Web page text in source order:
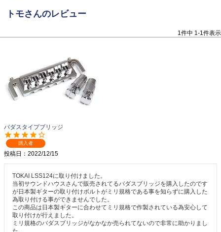
トモさんのレビュー
1件中 1-1件表示
バダスタイプブリッジ
購入者
投稿日 2022/12/15
TOKAI LSS124に取り付けました。
当初サウンドハウスさんで販売されてるバダスブリッジを購入したのです
が日本製ギターの取り付けボルトがミリ規格である事を知らずに購入した
為取り付ける事ができませんでした。
この商品は日本製ギターに合わせてミリ規格で作製されている為安心して
取り付けが行えました。
ミリ規格のバダスブリッジがなかなか売られてないので非常に助かりまし